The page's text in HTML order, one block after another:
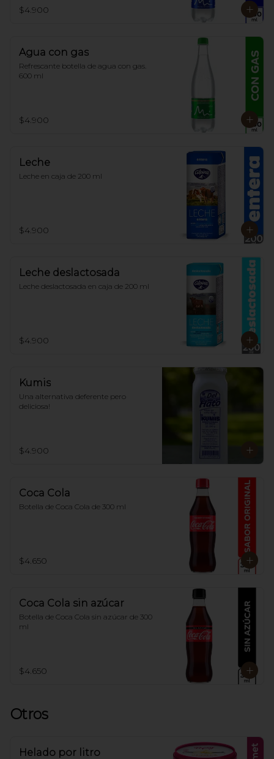
$4.900
Agua con gas
Refrescante botella de agua con gas.
600 ml
$4.900
Leche
Leche en caja de 200 ml
$4.900
Leche deslactosada
Leche deslactosada en caja de 200 ml
$4.900
Kumis
Una alternativa deferente pero
deliciosa!
$4.900
Coca Cola
Botella de Coca Cola de 300 ml
$4.650
Coca Cola sin azúcar
Botella de Coca Cola sin azúcar de 300
ml
$4.650
Otros
Helado por litro